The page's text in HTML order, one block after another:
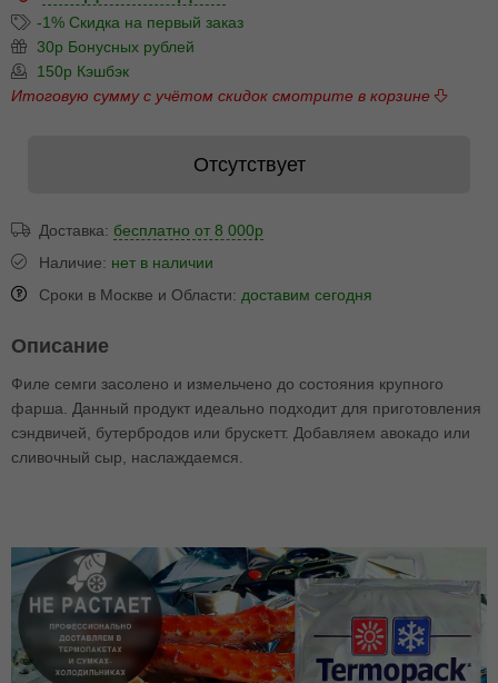
-1% Скидка на первый заказ
30р Бонусных рублей
150р Кэшбэк
Итоговую сумму с учётом скидок смотрите в корзине
Отсутствует
Доставка: бесплатно от 8 000р
Наличие: нет в наличии
Сроки в Москве и Области: доставим сегодня
Описание
Филе семги засолено и измельчено до состояния крупного
фарша. Данный продукт идеально подходит для приготовления
сэндвичей, бутербродов или брускетт. Добавляем авокадо или
сливочный сыр, наслаждаемся.